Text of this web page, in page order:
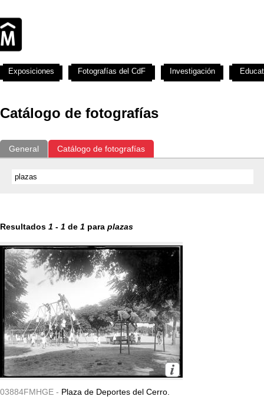
Catálogo de fotografías
General Catálogo de fotografías
Resultados 1 - 1 de 1 para plazas
03884FMHGE - Plaza de Deportes del Cerro.
Exposiciones Fotografías del CdF Investigación